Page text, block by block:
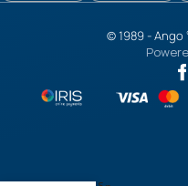
© 1989 -Ango